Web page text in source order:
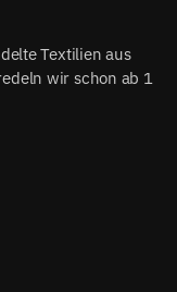
Textilien aus
wir schon ab 1